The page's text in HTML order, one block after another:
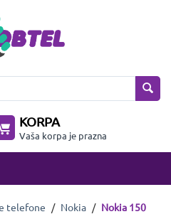
KORPA
Vaša korpa je prazna
telefone / Nokia / Nokia 150